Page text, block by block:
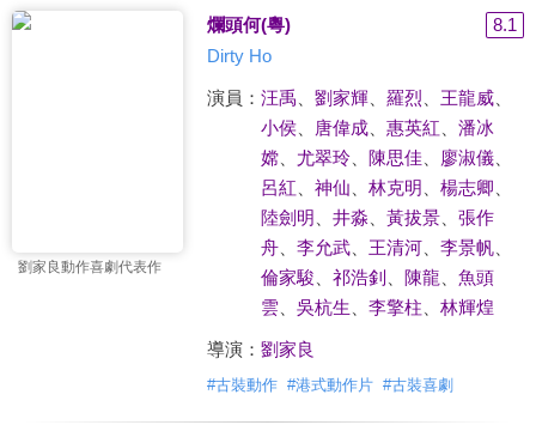
劉家良動作喜劇代表作
爛頭何(粵)
8.1
Dirty Ho
演員： 汪禹 劉家輝、 羅烈 王龍威、
小侯、 唐偉成、 惠英紅
潘冰
嫦、 尤翠玲、 陳思佳 廖淑儀、
呂紅
神仙 林克明 楊志卿
陸劍明
井淼 黃拔景、 張作
舟、 李允武、 王清河、 李景帆、
倫家駿
祁浩釗 陳龍
魚頭
雲、 吳杭生 李擎柱 林輝煌
導演： 劉家良
#古裝動作 #港式動作片 #古裝喜劇